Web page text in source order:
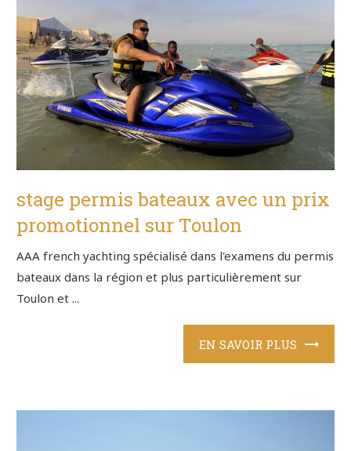
stage permis bateaux avec un prix
promotionnel sur Toulon
AAA french yachting spécialisé dans l'examens du permis
bateaux dans la région et plus particulièrement sur
Toulon et ...
EN SAVOIR PLUS